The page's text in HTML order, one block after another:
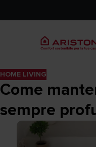
HOME LIVING
Come
sempre